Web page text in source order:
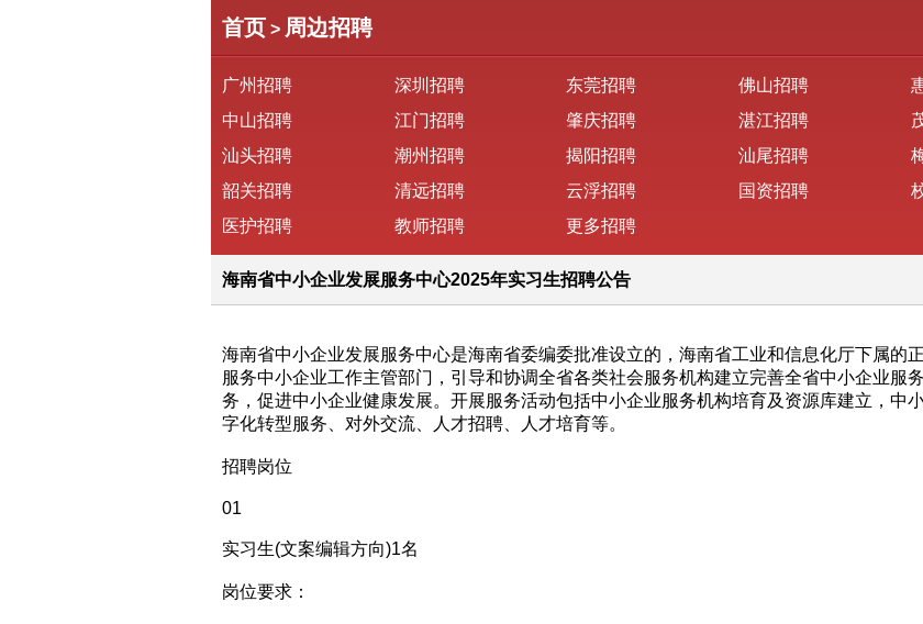
首页 > 周边招聘
广州招聘 深圳招聘 东莞招聘 佛山招聘
中山招聘
江门招聘 肇庆招聘 湛江招聘
汕头招聘
潮州招聘 揭阳招聘 汕尾招聘
韶关招聘
清远招聘 云浮招聘 国资招聘
医护招聘
教师招聘 更多招聘
海南省中小企业发展服务中心2025年实习生招聘公告
海南省中小企业发展服务中心是海南省委编委批准设立的，海南省工业和信息化厅下属的
服务中小企业工作主管部门，引导和协调全省各类社会服务机构建立完善全省中小企业服
务，促进中小企业健康发展。开展服务活动包括中小企业服务机构培育及资源库建立，中
字化转型服务、对外交流、人才招聘、人才培育等。
招聘岗位
01
实习生(文案编辑方向)1名
岗位要求：